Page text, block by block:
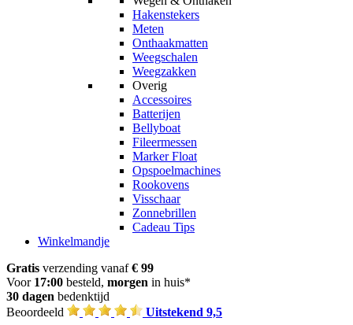
Hakenstekers
Meten
Onthaakmatten
Weegschalen
Weegzakken
Overig
Accessoires
Batterijen
Bellyboat
Fileermessen
Marker Float
Opspoelmachines
Rookovens
Visschaar
Zonnebrillen
Cadeau Tips
Winkelmandje
Gratis verzending vanaf€ 99
Voor 17:00 besteld, morgen in huis*
30 dagen bedenktijd
Beoordeeld
Uitstekend 9,5